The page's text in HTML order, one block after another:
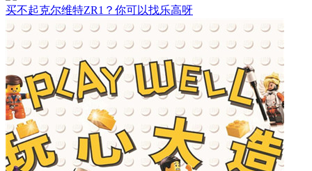
买不起克尔维特ZR1？你可以找乐高呀